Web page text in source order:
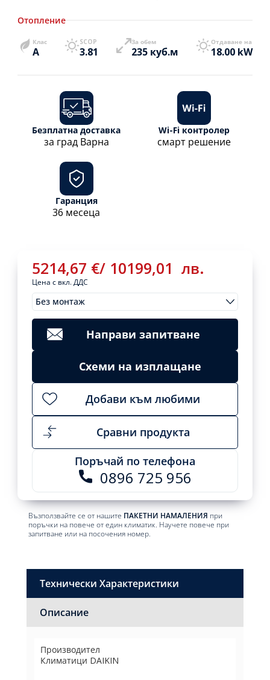
5214,67 €/ 10199,01 лв.
Цена с вкл. ДДС
Без монтаж
МонтажиClear
5214,67€/
10199,01
лв.Направи запитване
Схеми на изплащане
Добави към любими
Сравни продукта
Поръчай по телефона
0896 725 956
Възползвайте се от нашите ПАКЕТНИ НАМАЛЕНИЯ при
поръчки на повече от един климатик. Научете повече при
запитване или на посочения номер.
Отопление
Клас
A
SCOP
3.81
За обем
235 куб.м
Отдаване на
18.00 kW
Безплатна доставка
за град Варна
Wi-Fi контролер
смарт решение
Гаранция
36 месеца
Технически Характеристики
Описание
Производител
Климатици DAIKIN